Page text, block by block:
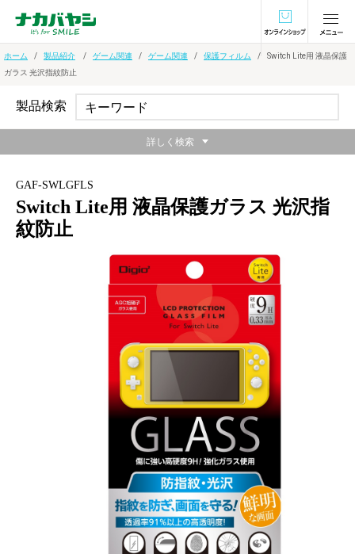
オンラインショ
ホーム 製品紹介 ゲーム関連 ゲーム関連 保護フィルム
Switch Lite用 液晶保護
ガラス 光沢指紋防止
GAF-SWLGFLS
Switch Lite用 液晶保護ガラス 光沢指
紋防止
高硬度9Hの日本メーカー製ガラスを使用。キズや
汚れから液晶画面を守る防指紋・光沢ガラス
指紋を防ぎ、画面を守る！
製品検索
詳しく検索